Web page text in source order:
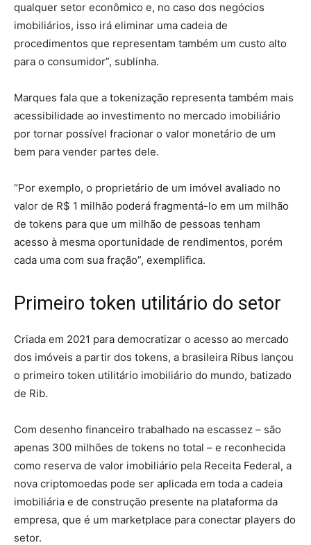
qualquer setor econômico e, no caso dos negócios
imobiliários, isso irá eliminar uma cadeia de
procedimentos que representam também um custo alto
para o consumidor”, sublinha.
Marques fala que a tokenização representa também mais
acessibilidade ao investimento no mercado imobiliário
por tornar possível fracionar o valor monetário de um
bem para vender partes dele.
“Por exemplo, o proprietário de um imóvel avaliado no
valor de R$ 1 milhão poderá fragmentá-lo em um milhão
de tokens para que um milhão de pessoas tenham
acesso à mesma oportunidade de rendimentos, porém
cada uma com sua fração”, exemplifica.
Primeiro token utilitário do setor
Criada em 2021 para democratizar o acesso ao mercado
dos imóveis a partir dos tokens, a brasileira Ribus lançou
o primeiro token utilitário imobiliário do mundo, batizado
de Rib.
Com desenho financeiro trabalhado na escassez – são
apenas 300 milhões de tokens no total – e reconhecida
como reserva de valor imobiliário pela Receita Federal, a
nova criptomoedas pode ser aplicada em toda a cadeia
imobiliária e de construção presente na plataforma da
empresa, que é um marketplace para conectar players do
setor.